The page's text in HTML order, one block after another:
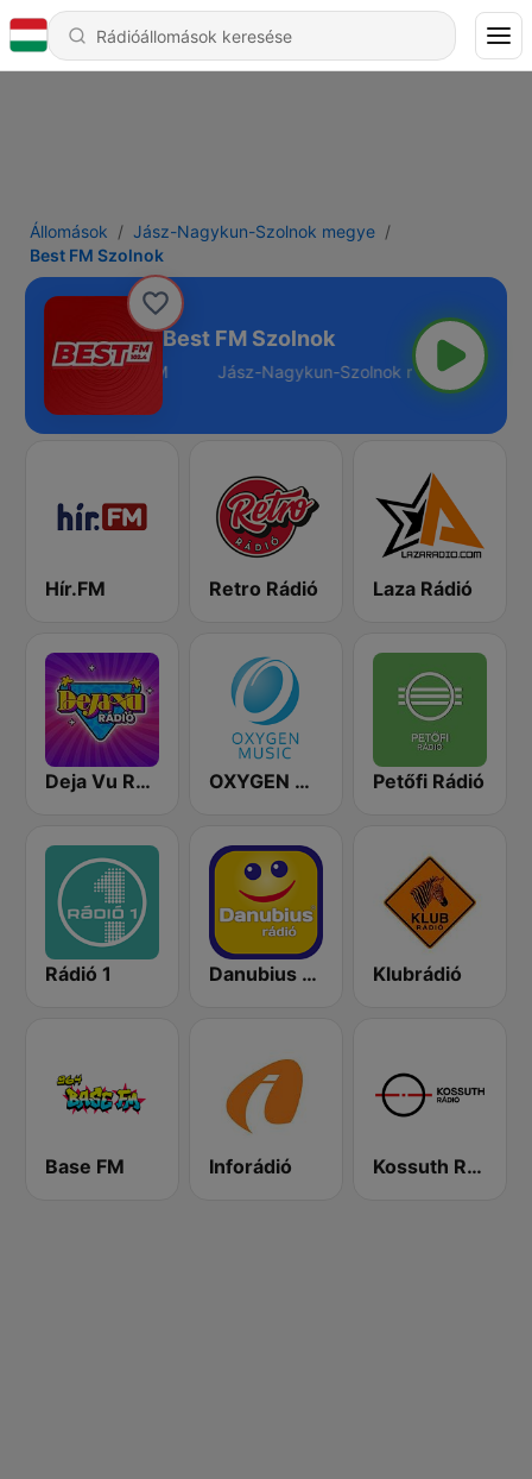
Állomások
Jász-Nagykun-Szolnok megye
Best FM Szolnok
Best FM Szolnok
megye - 102.4 FM
Hír.FM Retro Rádió Laza Rádió
Deja Vu Rádió OXYGEN MUSIC Petőfi Rádió
Rádió 1 Danubius Rádió Klubrádió
Base FM Inforádió Kossuth Rádió